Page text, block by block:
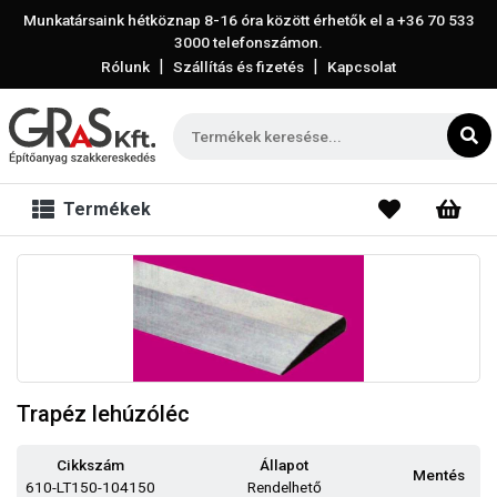
Munkatársaink hétköznap 8-16 óra között érhetők el a+36 70 533
3000telefonszámon.
Rólunk | Szállítás és fizetés | Kapcsolat
Termékek
Trapéz lehúzóléc
Cikkszám
610-LT150-104150
Állapot
Rendelhető
Mentés